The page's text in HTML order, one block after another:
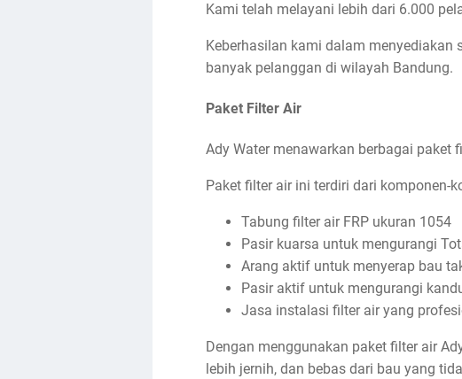
Kami telah melayani lebih dari 6.000
Keberhasilan kami dalam
banyak pelanggan di wilayah Bandung.
Paket Filter Air
Ady Water menawarkan berbagai
Paket filter air ini terdiri dari komponen-
Tabung filter air FRP ukuran 1054
Pasir kuarsa untuk mengurangi
Arang aktif untuk menyerap bau
Pasir aktif untuk mengurangi
Jasa instalasi filter air yang
Dengan menggunakan paket filter air
lebih jernih, dan bebas dari bau yang